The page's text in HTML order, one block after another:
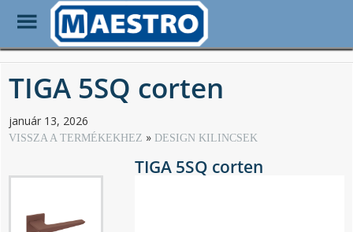
Skip
Toggle
Menu
TIGA 5SQ corten
január 13, 2026
VISSZA A TERMÉKEKHEZ DESIGN KILINCSEK
TIGA 5SQ corten